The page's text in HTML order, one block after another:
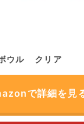
ウル クリア
で詳細を見